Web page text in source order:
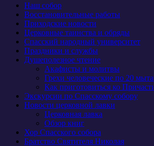
Наш собор
Восстановительные работы
Приходские новости
Церковные таинства и обряды
Спасский народный университет
Праздники и службы
Душеполезное чтение
Акафисты и молитвы
Грехи человеческие по 20
Как приготовиться ко
Экскурсии по Спасскому собору
Новости церковной лавки
Церковная лавка
Обзор книг
Хор Спасского собора
Братство Святителя Николая